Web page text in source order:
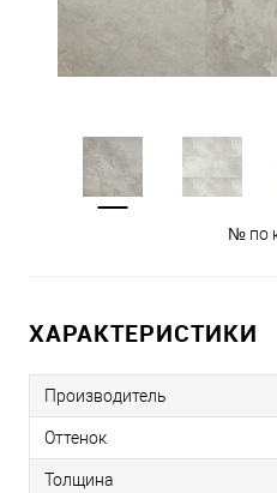
№ по
ХАРАКТЕРИСТИКИ
Производитель
Оттенок
Толщина